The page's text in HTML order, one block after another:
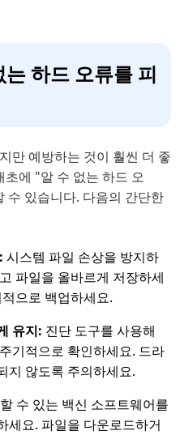
하드 오류를 피
만 예방하는 것이 훨씬 더 좋
에 "알 수 없는 하드 오
수 있습니다. 다음의 간단한
시스템 파일 손상을 방지하
파일을 올바르게 저장하세
으로 백업하세요.
유지: 진단 도구를 사용해
기적으로 확인하세요. 드라
지 않도록 주의하세요.
수 있는 백신 소프트웨어를
세요. 파일을 다운로드하거